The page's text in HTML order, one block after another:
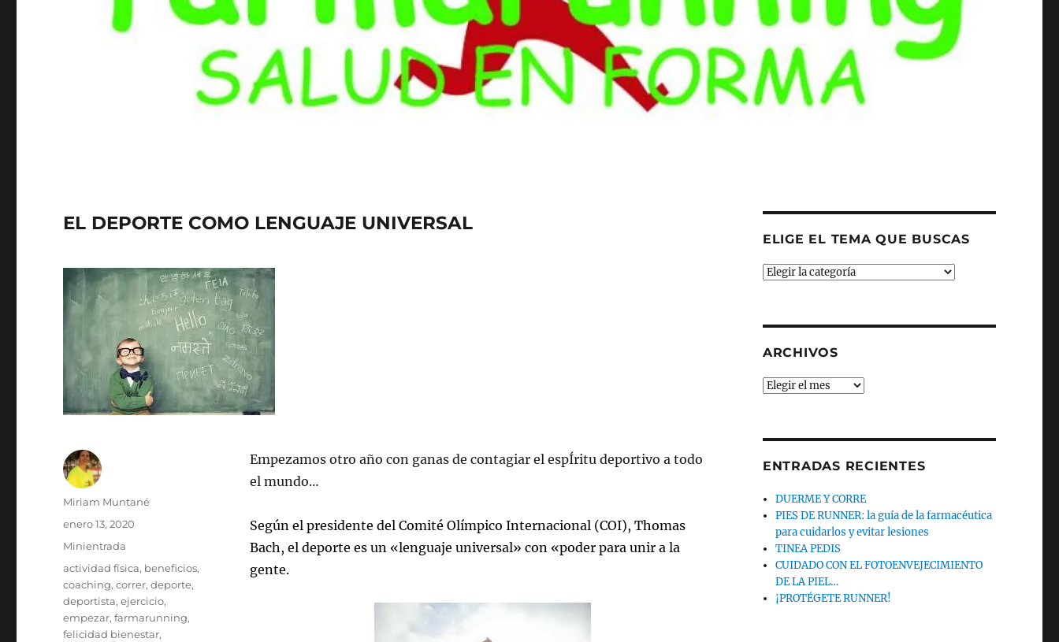
EL DEPORTE COMO LENGUAJE UNIVERSAL
Empezamos otro año con ganas de contagiar el espÍritu deportivo a todo
el mundo…
Según el presidente del Comité Olímpico Internacional (COI), Thomas
Bach, el deporte es un «lenguaje universal» con «poder para unir a la
gente.
Autor
Miriam Muntané
Publicado
enero 13, 2020
Formato
Minientrada
Categorías
actividad física, beneficios,
coaching,correr,deporte,
deportista,ejercicio,
empezar,farmarunning,
felicidad bienestar,
ELIGE EL TEMA QUE BUSCAS
ELIGE
ARCHIVOS
Archivos
ENTRADAS RECIENTES
DUERME Y CORRE
PIES DE RUNNER: la guía de la farmacéutica
para cuidarlos y evitar lesiones
TINEA PEDIS
CUIDADO CON EL FOTOENVEJECIMIENTO
DE LA PIEL…
¡PROTÉGETE RUNNER!